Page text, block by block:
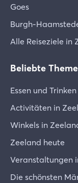
Goes
Burgh-
Alle Reiseziele in
Beliebte
Essen und
Activitäten in
Winkels in
Zeeland heute
Veranstaltungen
Die schönsten